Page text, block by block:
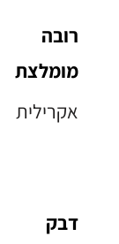
רובה
מומלצת
אקרילית
דבק